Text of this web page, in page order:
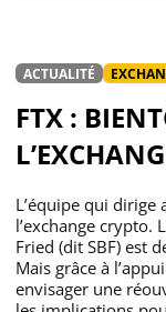
ACTUALITÉ
FTX :
L’équipe qui
l’exchange crypto.
Fried (dit SBF) est
Mais grâce à
envisager une